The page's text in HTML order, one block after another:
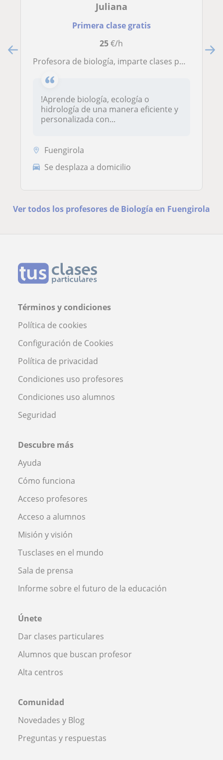
Juliana
Primera clase gratis
25€/h
Profesora de biología, imparte clases particulares a niños y niñas de todas las edades. Así como para estudiantes universitarios
!Aprende biología, ecología o
hidrología de una manera eficiente y
personalizada con...
Fuengirola
Se desplaza a domicilio
Ver todos los profesores de Biología en Fuengirola
Términos y condiciones
Política de cookies
Configuración de Cookies
Política de privacidad
Condiciones uso profesores
Condiciones uso alumnos
Seguridad
Descubre más
Ayuda
Cómo funciona
Acceso profesores
Acceso a alumnos
Misión y visión
Tusclases en el mundo
Sala de prensa
Informe sobre el futuro de la educación
Únete
Dar clases particulares
Alumnos que buscan profesor
Alta centros
Comunidad
Novedades y Blog
Preguntas y respuestas